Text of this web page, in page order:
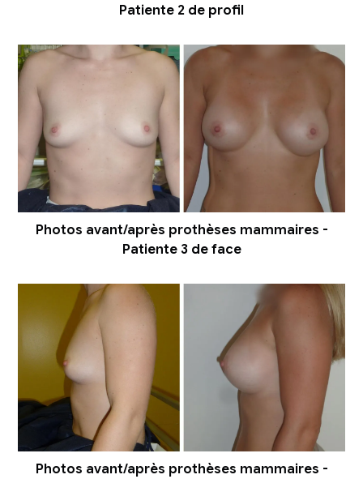
Patiente 2 de profil
Photos avant/après prothèses mammaires -
Patiente 3 de face
Photos avant/après prothèses mammaires -